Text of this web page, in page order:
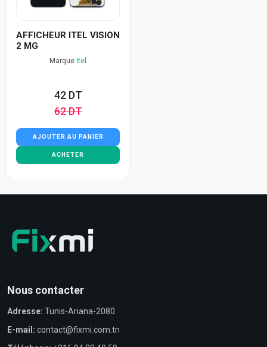
AFFICHEUR ITEL VISION
2 MG
Marque Itel
42 DT
62 DT
AJOUTER AU PANIER
ACHETER
Nous contacter
Adresse: Tunis-Ariana-2080
E-mail: contact@fixmi.com.tn